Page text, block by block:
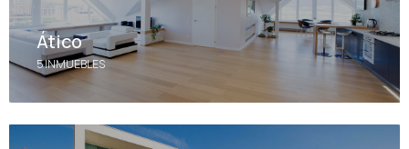
Ático
5 INMUEBLES